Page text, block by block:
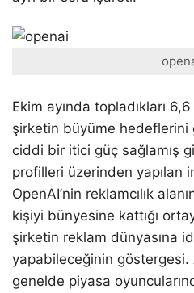
Ekim ayında topladıkları
şirketin büyüme hedeflerini
ciddi bir itici güç sağlamış
profilleri üzerinden yapılan
OpenAI’nin reklamcılık
kişiyi bünyesine kattığı
şirketin reklam dünyasına
yapabileceğinin
genelde piyasa